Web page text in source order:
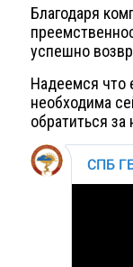
Благодаря
успешно
Надеемся что
необходима
обратиться за